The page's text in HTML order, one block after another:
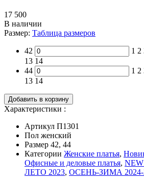
17 500
В наличии
Размер: Таблица размеров
42 1 2
13 14
44
1 2
13 14
Добавить в корзину
Характеристики :
Артикул П1301
Пол женский
Размер 42, 44
Категории Женские платья,
Офисные и деловые платья,
ЛЕТО 2023, ОСЕНЬ-ЗИМА 2024-